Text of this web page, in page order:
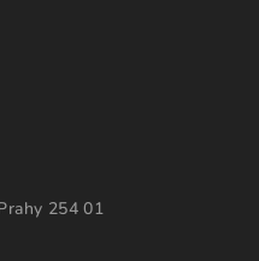
254 01